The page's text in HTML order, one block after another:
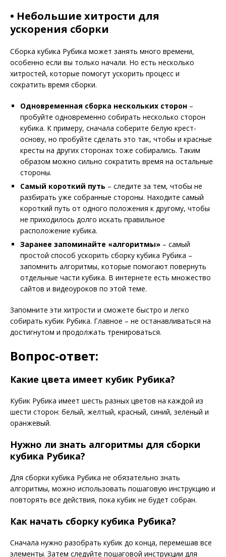
• Небольшие хитрости для
ускорения сборки
Сборка кубика Рубика может занять много времени,
особенно если вы только начали. Но есть несколько
хитростей, которые помогут ускорить процесс и
сократить время сборки.
Одновременная сборка нескольких сторон –
пробуйте одновременно собирать несколько сторон
кубика. К примеру, сначала соберите белую крест-
основу, но пробуйте сделать это так, чтобы и красные
кресты на других сторонах тоже собирались. Таким
образом можно сильно сократить время на остальные
стороны.
Самый короткий путь – следите за тем, чтобы не
разбирать уже собранные стороны. Находите самый
короткий путь от одного положения к другому, чтобы
не приходилось долго искать правильное
расположение кубика.
Заранее запоминайте «алгоритмы» – самый
простой способ ускорить сборку кубика Рубика –
запомнить алгоритмы, которые помогают повернуть
отдельные части кубика. В интернете есть множество
сайтов и видеоуроков по этой теме.
Запомните эти хитрости и сможете быстро и легко
собирать кубик Рубика. Главное – не останавливаться на
достигнутом и продолжать тренироваться.
Вопрос-ответ:
Какие цвета имеет кубик Рубика?
Кубик Рубика имеет шесть разных цветов на каждой из
шести сторон: белый, желтый, красный, синий, зеленый и
оранжевый.
Нужно ли знать алгоритмы для сборки
кубика Рубика?
Для сборки кубика Рубика не обязательно знать
алгоритмы, можно использовать пошаговую инструкцию и
повторять все действия, пока кубик не будет собран.
Как начать сборку кубика Рубика?
Сначала нужно разобрать кубик до конца, перемешав все
элементы. Затем следуйте пошаговой инструкции для